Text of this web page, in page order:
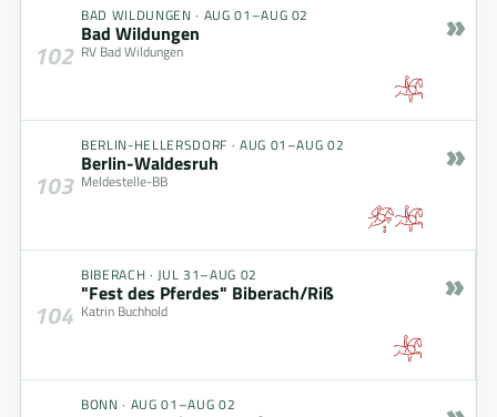
102
BAD WILDUNGEN · AUG 01–AUG 02
Bad Wildungen
RV Bad Wildungen
»
103
BERLIN-HELLERSDORF · AUG 01–AUG 02
Berlin-Waldesruh
Meldestelle-BB
»
104
BIBERACH ·JUL 31–AUG 02
"Fest des Pferdes" Biberach/Riß
Katrin Buchhold
»
BONN · AUG 01–AUG 02